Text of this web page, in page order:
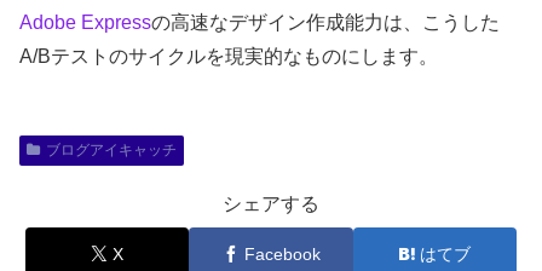
Adobe Expressの高速なデザイン作成能力は、こうした
A/Bテストのサイクルを現実的なものにします。
ブログアイキャッチ
シェアする
X Facebook はてブ